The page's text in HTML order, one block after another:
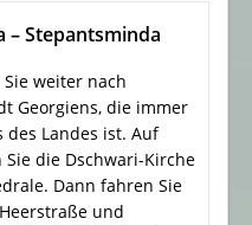
– Stepantsminda
weiter nach
Georgiens, die immer
des Landes ist. Auf
die Dschwari-Kirche
Dann fahren Sie
und